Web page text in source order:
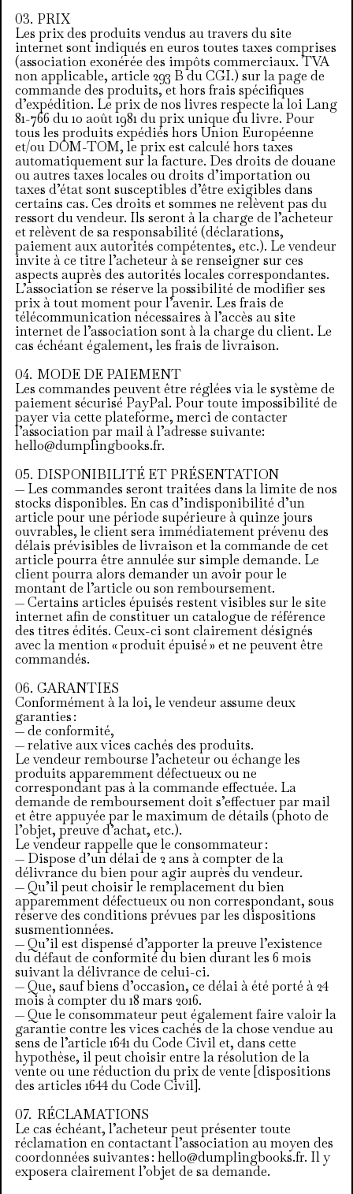
PRIX
Les prix des produits vendus au travers du site
internet sont indiqués en euros toutes taxes comprises
(association exonérée des impôts commerciaux. TVA
non applicable, article 293 B du CGI.) sur la page de
commande des produits, et hors frais spécifiques
d’expédition. Le prix de nos livres respecte la loi Lang
81-766 du 10 août 1981 du prix unique du livre. Pour
tous les produits expédiés hors Union Européenne
et/ou DOM-TOM, le prix est calculé hors taxes
automatiquement sur la facture. Des droits de douane
ou autres taxes locales ou droits d’importation ou
taxes d’état sont susceptibles d’être exigibles dans
certains cas. Ces droits et sommes ne relèvent pas du
ressort du vendeur. Ils seront à la charge de l’acheteur
et relèvent de sa responsabilité (déclarations,
paiement aux autorités compétentes, etc.). Le vendeur
invite à ce titre l’acheteur à se renseigner sur ces
aspects auprès des autorités locales correspondantes.
L’association se réserve la possibilité de modifier ses
prix à tout moment pour l’avenir. Les frais de
télécommunication nécessaires à l’accès au site
internet de l’association sont à la charge du client. Le
cas échéant également, les frais de livraison.
MODE DE PAIEMENT
Les commandes peuvent être réglées via le système de
paiement sécurisé PayPal. Pour toute impossibilité de
payer via cette plateforme, merci de contacter
l’association par mail à l’adresse suivante:
hello@dumplingbooks.fr.
DISPONIBILITÉ ET PRÉSENTATION
— Les commandes seront traitées dans la limite de nos
stocks disponibles. En cas d’indisponibilité d’un
article pour une période supérieure à quinze jours
ouvrables, le client sera immédiatement prévenu des
délais prévisibles de livraison et la commande de cet
article pourra être annulée sur simple demande. Le
client pourra alors demander un avoir pour le
montant de l’article ou son remboursement.
— Certains articles épuisés restent visibles sur le site
internet afin de constituer un catalogue de référence
des titres édités. Ceux-ci sont clairement désignés
avec la mention « produit épuisé » et ne peuvent être
commandés.
GARANTIES
Conformément à la loi, le vendeur assume deux
garanties :
— de conformité,
— relative aux vices cachés des produits.
Le vendeur rembourse l’acheteur ou échange les
produits apparemment défectueux ou ne
correspondant pas à la commande effectuée. La
demande de remboursement doit s’effectuer par mail
et être appuyée par le maximum de détails (photo de
l’objet, preuve d’achat, etc.).
Le vendeur rappelle que le consommateur :
— Dispose d’un délai de 2 ans à compter de la
délivrance du bien pour agir auprès du vendeur.
— Qu’il peut choisir le remplacement du bien
apparemment défectueux ou non correspondant, sous
réserve des conditions prévues par les dispositions
susmentionnées.
— Qu’il est dispensé d’apporter la preuve l’existence
du défaut de conformité du bien durant les 6 mois
suivant la délivrance de celui-ci.
— Que, sauf biens d’occasion, ce délai à été porté à 24
mois à compter du 18 mars 2016.
— Que le consommateur peut également faire valoir la
garantie contre les vices cachés de la chose vendue au
sens de l’article 1641 du Code Civil et, dans cette
hypothèse, il peut choisir entre la résolution de la
vente ou une réduction du prix de vente [dispositions
des articles 1644 du Code Civil].
RÉCLAMATIONS
Le cas échéant, l’acheteur peut présenter toute
réclamation en contactant l’association au moyen des
coordonnées suivantes : hello@dumplingbooks.fr. Il y
exposera clairement l’objet de sa demande.